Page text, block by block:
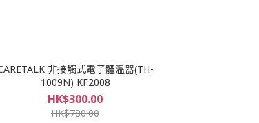
非接觸式電子體溫器(TH-
1009N) KF2008
HK$300.00
HK$780.00